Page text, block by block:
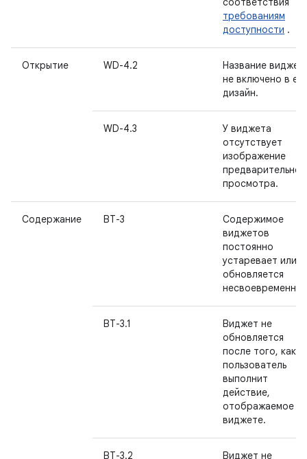
требованиям
доступности .
Открытие WD-4.2
Название
не включено в
дизайн.
WD-4.3
У виджета
отсутствует
изображение
просмотра.
Содержание ВТ-3
Содержимое
виджетов
постоянно
устаревает или
обновляется
несвоевременно.
ВТ-3.1
Виджет не
обновляется
после того, как
пользователь
выполнит
действие,
отображаемое в
виджете.
ВТ-3.2 Виджет не